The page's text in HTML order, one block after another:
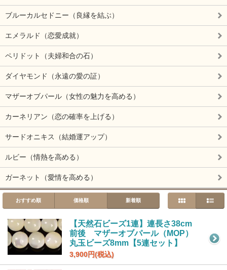
ブルーカルセドニー（良縁を結ぶ）
エメラルド（恋愛成就）
ペリドット（夫婦和合の石）
ダイヤモンド（永遠の愛の証）
マザーオブパール（女性の魅力を高める）
カーネリアン（恋の確率を上げる）
サードオニキス（結婚運アップ）
ルビー（情熱を高める）
ガーネット（愛情を高める）
おすすめ順 価格順 新着順
【天然石ビーズ1連】連長さ38cm
前後 マザーオブパール（MOP）
丸玉ビーズ8mm【5連セット】
3,900円(税込)